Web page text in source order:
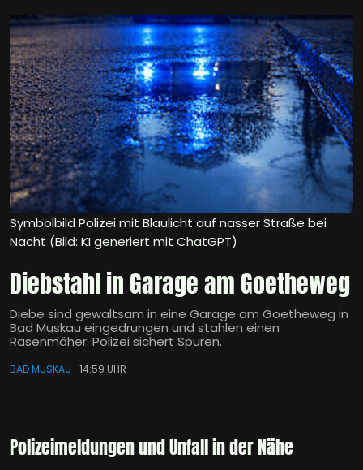
Symbolbild Polizei mit Blaulicht auf nasser Straße bei
Nacht (Bild: KI generiert mit ChatGPT)
Diebstahl in Garage am Goetheweg
Diebe sind gewaltsam in eine Garage am Goetheweg in
Bad Muskau eingedrungen und stahlen einen
Rasenmäher. Polizei sichert Spuren.
BAD MUSKAU 14:59 UHR
Polizeimeldungen und Unfall in der Nähe